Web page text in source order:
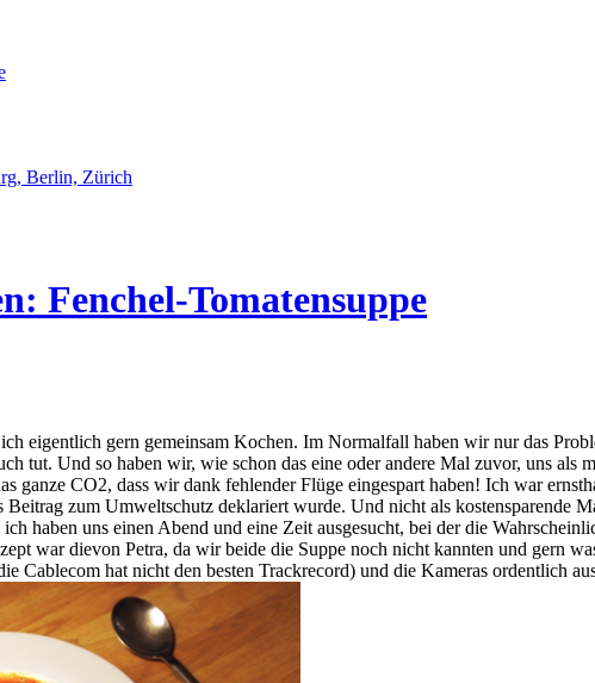
Berlin, Zürich
Fenchel-Tomatensuppe
eigentlich gern gemeinsam Kochen. Im Normalfall haben wir nur das
tut. Und so haben wir, wie schon das eine oder andere Mal zuvor, uns
ganze CO2, dass wir dank fehlender Flüge eingespart haben! Ich war
zum Umweltschutz deklariert wurde. Und nicht als kostensparende
haben uns einen Abend und eine Zeit ausgesucht, bei der die
war dievon Petra, da wir beide die Suppe noch nicht kannten und gern
Cablecom hat nicht den besten Trackrecord) und die Kameras ordentlich